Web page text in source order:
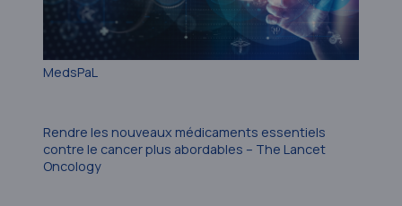
MedsPaL
Rendre les nouveaux médicaments essentiels
contre le cancer plus abordables – The Lancet
Oncology